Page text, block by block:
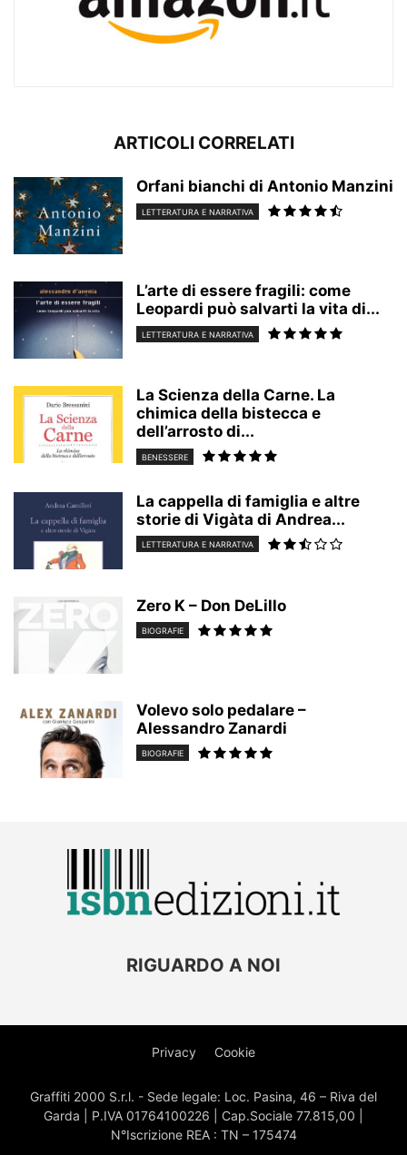
ARTICOLI CORRELATI
Orfani bianchi di Antonio Manzini
LETTERATURA E NARRATIVA
L’arte di essere fragili: come
Leopardi può salvarti la vita di...
LETTERATURA E NARRATIVA
La Scienza della Carne. La
chimica della bistecca e
dell’arrosto di...
BENESSERE
La cappella di famiglia e altre
storie di Vigàta di Andrea...
LETTERATURA E NARRATIVA
Zero K – Don DeLillo
BIOGRAFIE
Volevo solo pedalare –
Alessandro Zanardi
BIOGRAFIE
RIGUARDO A NOI
Privacy Cookie
Graffiti 2000 S.r.l. - Sede legale: Loc. Pasina, 46 – Riva del
Garda | P.IVA 01764100226 | Cap.Sociale 77.815,00 |
N°Iscrizione REA : TN – 175474